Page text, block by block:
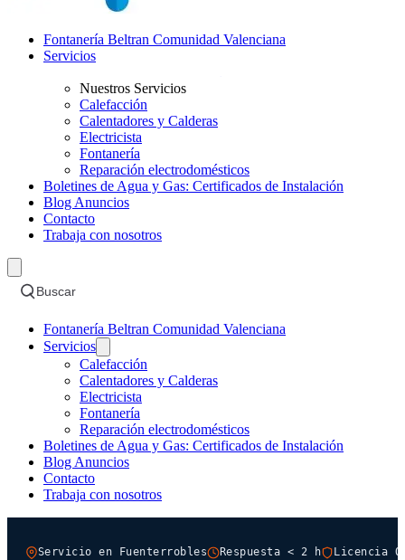
Fontanería Beltran Comunidad Valenciana
Servicios
Nuestros Servicios
Calefacción
Calentadores y Calderas
Electricista
Fontanería
Reparación electrodomésticos
Boletines de Agua y Gas: Certificados de Instalación
Blog Anuncios
Contacto
Trabaja con nosotros
Buscar
Fontanería Beltran Comunidad Valenciana
Servicios
Calefacción
Calentadores y Calderas
Electricista
Fontanería
Reparación electrodomésticos
Boletines de Agua y Gas: Certificados de Instalación
Blog Anuncios
Contacto
Trabaja con nosotros
Servicio en Fuenterrobles Respuesta < 2 h Licencia